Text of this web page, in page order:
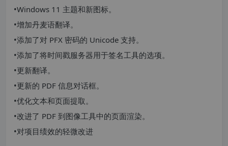
•Windows 11 主题和新图标。
•增加丹麦语翻译。
•添加了对 PFX 密码的 Unicode 支持。
•添加了将时间戳服务器用于签名工具的选项。
•更新翻译。
•更新的 PDF 信息对话框。
•优化文本和页面提取。
•改进了 PDF 到图像工具中的页面渲染。
•对项目绩效的轻微改进